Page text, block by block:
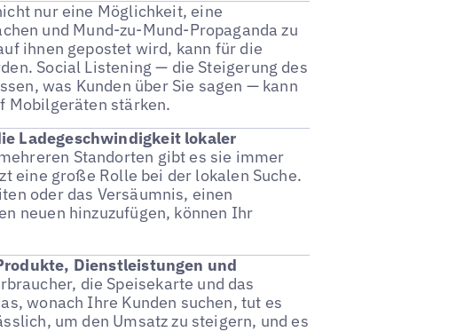
nur eine Möglichkeit, eine
und Mund-zu-Mund-Propaganda zu
ihnen gepostet wird, kann für die
Social Listening — die Steigerung des
was Kunden über Sie sagen — kann
Mobilgeräten stärken.
Ladegeschwindigkeit lokaler
Standorten gibt es sie immer
eine große Rolle bei der lokalen Suche.
oder das Versäumnis, einen
neuen hinzuzufügen, können Ihr
Dienstleistungen und
die Speisekarte und das
wonach Ihre Kunden suchen, tut es
um den Umsatz zu steigern, und es